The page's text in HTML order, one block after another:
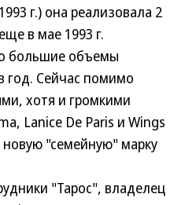
г.) она реализовала 2
в мае 1993 г.
большие объемы
год. Сейчас помимо
хотя и громкими
Lanice De Paris и Wings
новую "семейную" марку
"Тарос", владелец